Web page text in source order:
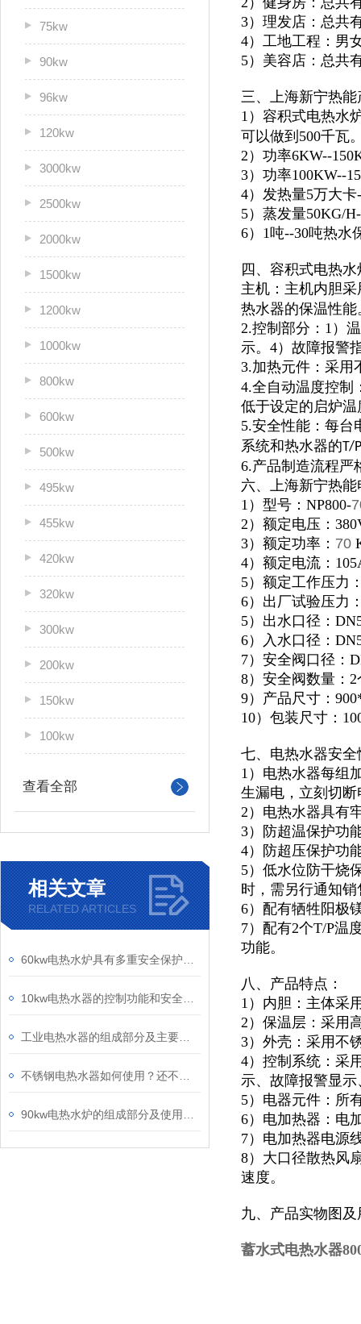
75kw
90kw
96kw
120kw
3000kw
2500kw
2000kw
1500kw
1200kw
1000kw
800kw
600kw
500kw
495kw
455kw
420kw
320kw
300kw
200kw
150kw
100kw
查看全部
相关文章
RELATED ARTICLES
3）理发店：总共
4）工地工程：男
5）美容店：总共
三、上海新宁热
1）容积式电热水
可以做到500千瓦
2）功率6KW--
3）功率100KW--
4）发热量5万大
5）蒸发量50KG/
6）1吨--30吨热水
四、容积式电热
主机：主机内胆
热水器的保温性能
2.控制部分：1）
示。4）故障报警
3.加热元件：采用
4.全自动温度控制
低于设定的启炉
5.安全性能：每台
系统和热水器的T/P
6.产品制造流程严
六、上海新宁热
1）型号：NP800-
2）额定电压：
3）额定功率： 70
4）额定电流：
5）额定工作压力
6）出厂试验压力
5）出水口径：
6）入水口径：
7）安全阀口径：
8）安全阀数量：2
9）产品尺寸：
10）包装尺寸：
七、电热水器安全
1）电热水器每组
生漏电，立刻切
2）电热水器具有
3）防超温保护功
4）防超压保护功
5）低水位防干烧
时，需另行通知
6）配有牺牲阳极
7）配有2个T/P温
功能。
八、产品特点：
1）内胆：主体采
2）保温层：采用
3）外壳：采用不
4）控制系统：采
示、故障报警显
5）电器元件：所
6）电加热器：电
7）电加热器电源
8）大口径散热风
速度。
九、产品实物图
蓄水式电热水器